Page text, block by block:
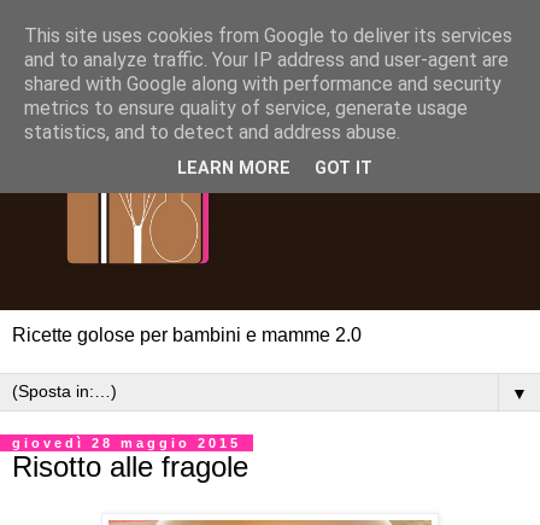
Ricette golose per bambini e mamme 2.0
▼
giovedì 28 maggio 2015
Risotto alle fragole
This site uses cookies from Google to deliver its services
and to analyze traffic. Your IP address and user-agent are
shared with Google along with performance and security
metrics to ensure quality of service, generate usage
statistics, and to detect and address abuse.
LEARN MORE GOT IT